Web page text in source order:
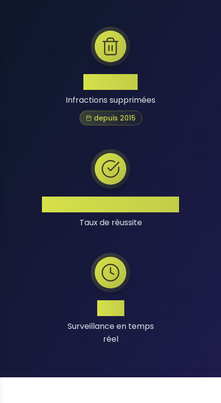
Infractions supprimées
depuis 2015
Taux de réussite
Surveillance en temps
réel